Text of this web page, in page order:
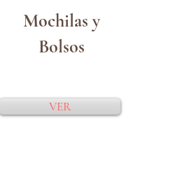
Mochilas y
Bolsos
VER